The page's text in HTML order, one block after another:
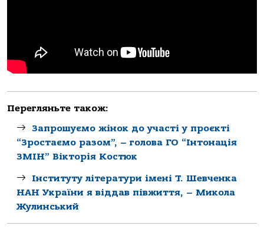
Перегляньте також:
Запрошуємо жінок до участі у проєкті
“Зростаємо разом”, – голова ГО “Інтонація
ЗМІН” Вікторія Костюк
Інституту літератури імені Т. Шевченка
НАН України я віддав півжиття, – Микола
Жулинський